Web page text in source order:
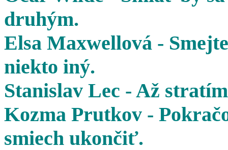
druhým.
Elsa Maxwellová -
niekto iný.
Stanislav Lec - Až
Kozma Prutkov -
smiech ukončiť.